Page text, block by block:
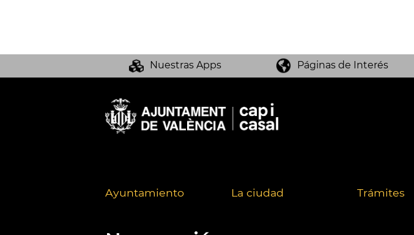
Nuestras Apps Páginas de Interés
Ayuntamiento La ciudad Trámites